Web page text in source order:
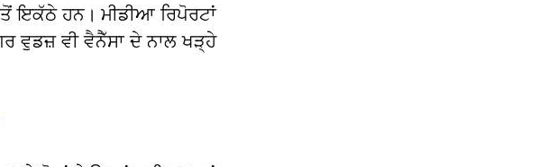
ਤੋਂ ਇਕੱਠੇ ਹਨ। ਮੀਡੀਆ ਰਿਪੋਰਟਾਂ
ਵੁਡਜ਼ ਵੀ ਵੈਨੈੱਸਾ ਦੇ ਨਾਲ ਖੜ੍ਹੇ